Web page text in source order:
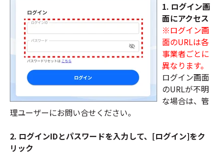
1. ログイン画
面にアクセス
※ログイン画
面のURLは各
事業者ごとに
異なります。
ログイン画面
のURLが不明
な場合は、管
理ユーザーにお問い合せください。
2. ログインIDとパスワードを入力して、[ログイン]をク
リック